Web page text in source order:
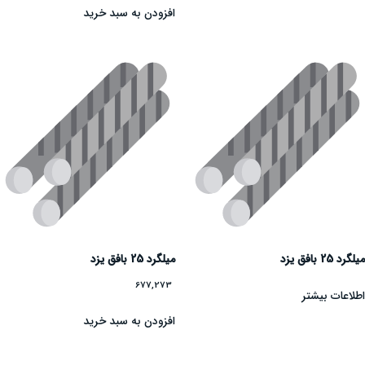
افزودن به سبد خرید
میلگرد 25 بافق یزد
اطلاعات بیشتر
میلگرد 25 بافق یزد
677,273
افزودن به سبد خرید